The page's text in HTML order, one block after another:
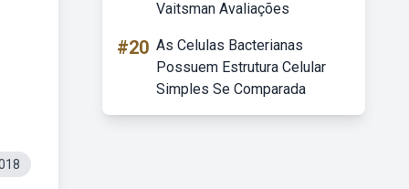
Vaitsman Avaliações
#20 As Celulas Bacterianas
Possuem Estrutura Celular
Simples Se Comparada